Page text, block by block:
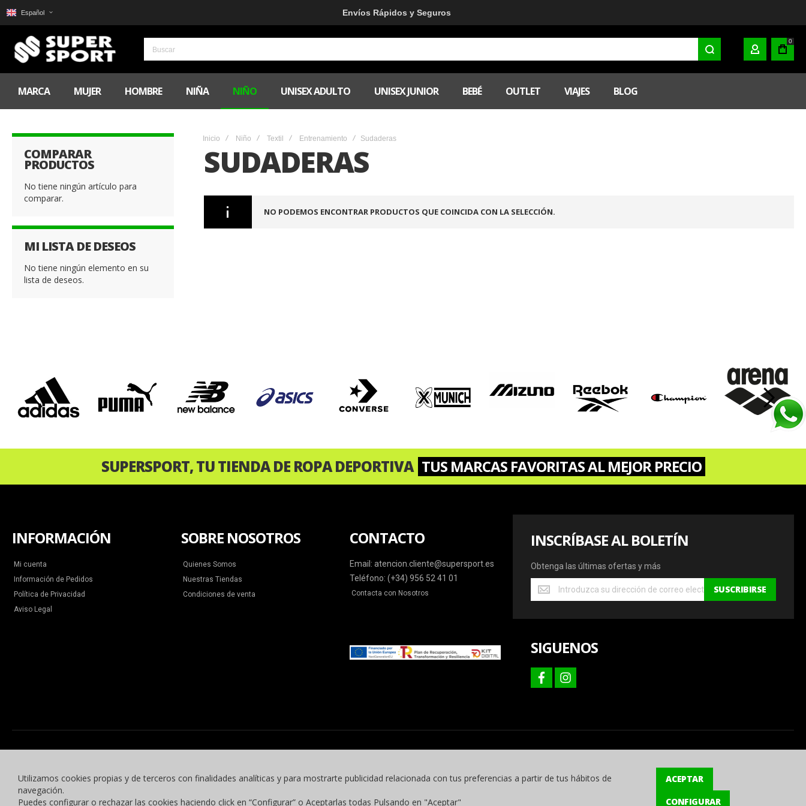
Español Envíos Rápidos y Seguros
MI CUENTA
0
MARCA MUJER HOMBRE NIÑA NIÑO UNISEX ADULTO UNISEX JUNIOR BEBÉ OUTLET VIAJES BLOG
Inicio Niño Textil Entrenamiento Sudaderas
SUDADERAS
NO PODEMOS ENCONTRAR PRODUCTOS QUE COINCIDA CON LA SELECCIÓN.
COMPARAR
PRODUCTOS
No tiene ningún artículo para
comparar.
MI LISTA DE DESEOS
No tiene ningún elemento en su
lista de deseos.
‹ ›
SUPERSPORT, TU TIENDA DE ROPA DEPORTIVA TUS MARCAS FAVORITAS AL MEJOR PRECIO
INSCRÍBASE AL BOLETÍN
Obtenga las últimas ofertas y más
Obtenga
las
ofertas
más
SUSCRIBIRSE
SIGUENOS
facebookinstagram
INFORMACIÓN
Mi cuenta
Información de Pedidos
Política de Privacidad
Aviso Legal
SOBRE NOSOTROS
Quienes Somos
Nuestras Tiendas
Condiciones de venta
CONTACTO
Email: atencion.cliente@supersport.es
Teléfono: (+34) 956 52 41 01
Contacta con Nosotros
© 2015 -2023 Benyben Ropa Deportiva. Todos los derechos reservados.
Utilizamos cookies propias y de terceros con finalidades analíticas y para mostrarte publicidad relacionada con tus preferencias a partir de tus hábitos de
navegación.
Puedes configurar o rechazar las cookies haciendo click en “Configurar” o Aceptarlas todas Pulsando en "Aceptar"
ACEPTAR
CONFIGURAR